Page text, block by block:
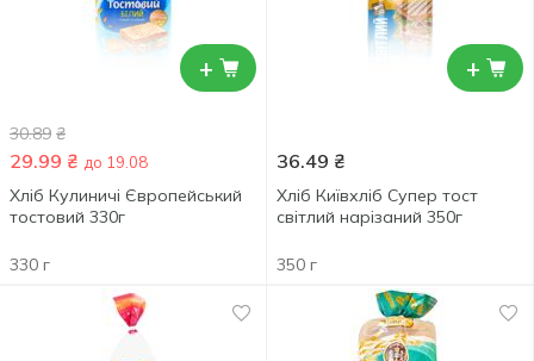
+
30.89 ₴
29.99 ₴ до 19.08
Хліб Кулиничі Європейський
тостовий 330г
330 г
+
36.49 ₴
Хліб Київхліб Супер тост
світлий нарізаний 350г
350 г